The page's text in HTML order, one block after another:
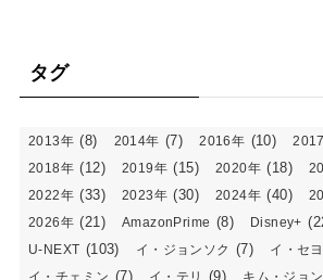
タグ
2013年 (8) 2014年 (7) 2016年 (10)
2018年 (12) 2019年 (15) 2020年 (18)
2022年 (33) 2023年 (30) 2024年 (40)
2026年 (21) AmazonPrime (8) Disney+
U-NEXT (103) イ・ジョンソク (7) イ・セ
イ・チェミン (7) イ・テリ (9) キム・ジョ